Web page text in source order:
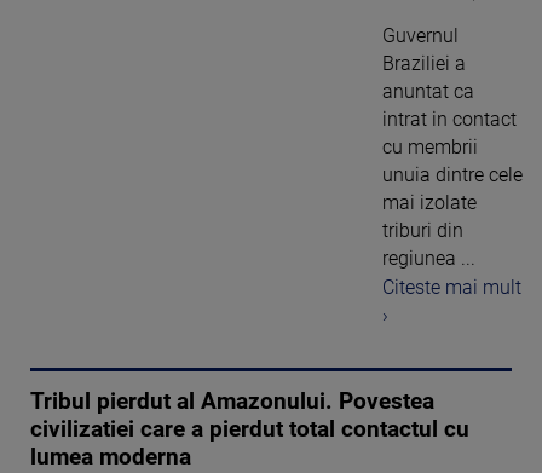
Guvernul
Braziliei a
anuntat ca
intrat in contact
cu membrii
unuia dintre cele
mai izolate
triburi din
regiunea ...
Citeste mai mult
›
Tribul pierdut al Amazonului. Povestea
civilizatiei care a pierdut total contactul cu
lumea moderna